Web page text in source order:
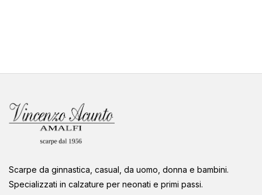
Scarpe da ginnastica, casual, da uomo, donna e bambini.
Specializzati in calzature per neonati e primi passi.